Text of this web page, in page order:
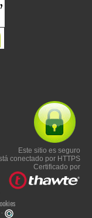
Este sitio es seguro
conectado por HTTPS
Certificado por
·